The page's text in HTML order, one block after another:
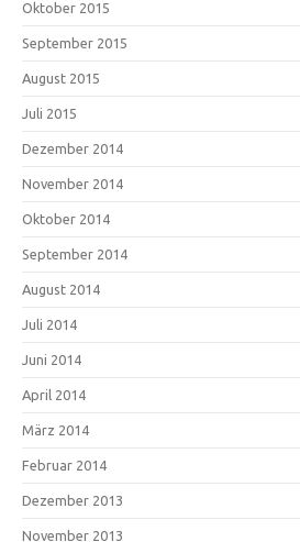
Oktober 2015
September 2015
August 2015
Juli 2015
Dezember 2014
November 2014
Oktober 2014
September 2014
August 2014
Juli 2014
Juni 2014
April 2014
März 2014
Februar 2014
Dezember 2013
November 2013